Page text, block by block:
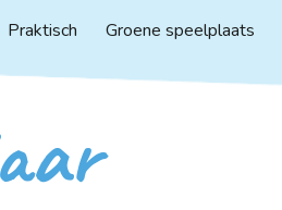
Skip to navigation
Praktisch Groene speelplaats